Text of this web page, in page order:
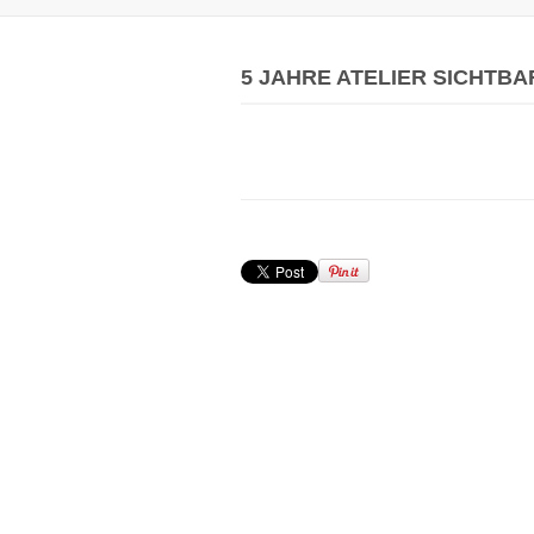
5 JAHRE ATELIER